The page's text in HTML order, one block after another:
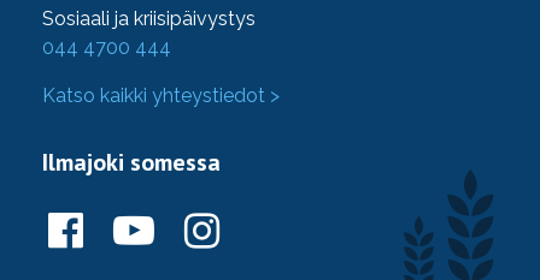
Sosiaali ja kriisipäivystys
044 4700 444
Katso kaikki yhteystiedot >
Ilmajoki somessa